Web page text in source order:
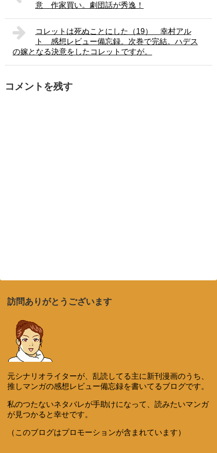
意 作家買い。劇団話が秀逸！
コレットは死ぬことにした（19） 幸村アル
ト 感想レビュー備忘録。次巻で完結。ハデス
の嫁となる決意をしたコレットですが。
コメントを残す
訪問ありがとうございます
元シナリオライターが、乱読してる主に新刊漫画のうち、
推しマンガの感想レビュー備忘録を書いてるブログです。
私のつたないネタバレが手助けになって、読みたいマンガ
が見つかると幸せです。
（このブログはプロモーションが含まれています）